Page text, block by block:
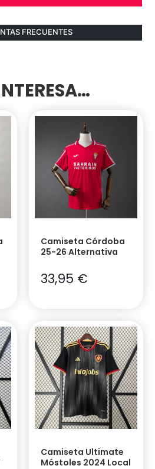
FRECUENTES
Camiseta Córdoba
25-26 Alternativa
33,95 €
Camiseta Ultimate
Móstoles 2024 Local